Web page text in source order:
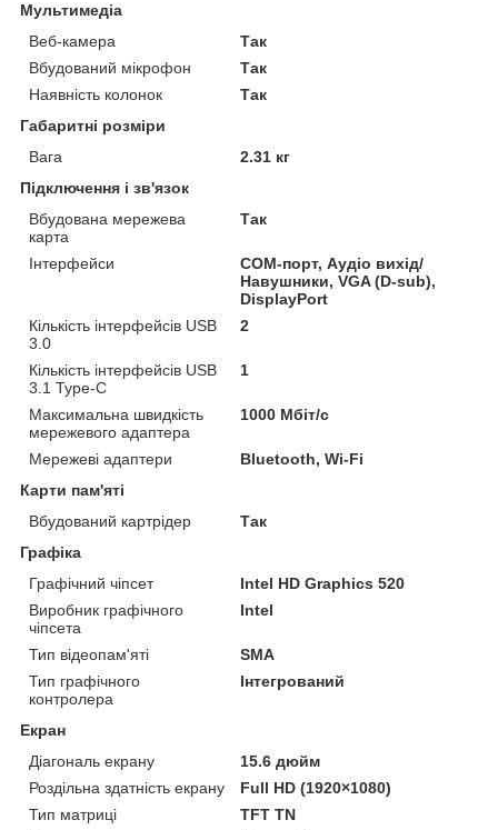
Мультимедіа
Веб-камера
Так
Вбудований мікрофон
Так
Наявність колонок
Так
Габаритні розміри
Вага
2.31 кг
Підключення і зв'язок
Вбудована мережева
карта
Так
Інтерфейси
COM-порт, Аудіо вихід/
Навушники, VGA (D-sub),
DisplayPort
Кількість інтерфейсів USB
3.0
2
Кількість інтерфейсів USB
3.1 Type-C
1
Максимальна швидкість
мережевого адаптера
1000 Мбіт/с
Мережеві адаптери
Bluetooth, Wi-Fi
Карти пам'яті
Вбудований картрідер
Так
Графіка
Графічний чіпсет
Intel HD Graphics 520
Виробник графічного
чіпсета
Intel
Тип відеопам'яті
SMA
Тип графічного
контролера
Інтегрований
Екран
Діагональ екрану
15.6 дюйм
Роздільна здатність екрану
Full HD (1920×1080)
Тип матриці
TFT TN